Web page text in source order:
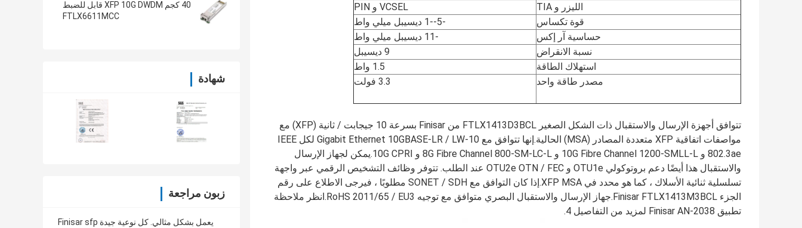
40 كجم XFP 10G DWDM قابل للضبط
FTLX6611MCC
شهادة
زبون مراجعة
Finisar sfp يعمل بشكل مثالي. كل نوعية جيدة
الليزر و TIA
VCSEL و PIN
قوة تكساس
-5--1 ديسيبل ميلي واط
حساسية آر إكس
-11 ديسيبل ميلي واط
نسبة الانقراض
9 ديسيبل
استهلاك الطاقة
1.5 واط
مصدر طاقة واحد
3.3 فولت
تتوافق أجهزة الإرسال والاستقبال ذات الشكل الصغير FTLX1413D3BCL من Finisar بسرعة 10 جيجابت / ثانية (XFP) مع
مواصفات اتفاقية XFP متعددة المصادر (MSA) الحالية.إنها تتوافق مع 10-Gigabit Ethernet 10GBASE-LR / LW لكل IEEE
802.3ae و 10G Fibre Channel 1200-SMLL-L و 8G Fibre Channel 800-SM-LC-L و 10G CPRI.يمكن لجهاز الإرسال
والاستقبال هذا أيضًا دعم بروتوكولي OTU1e و OTU2e OTN / FEC عند الطلب. تتوفر وظائف التشخيص الرقمي عبر واجهة
تسلسلية ثنائية الأسلاك ، كما هو محدد في XFP MSA.إذا كان التوافق مع SONET / SDH مطلوبًا ، فيرجى الاطلاع على رقم
الجزء Finisar FTLX1413M3BCL.جهاز الإرسال والاستقبال البصري متوافق مع توجيه RoHS 2011/65 / EU3.انظر ملاحظة
تطبيق Finisar AN-2038 لمزيد من التفاصيل 4.